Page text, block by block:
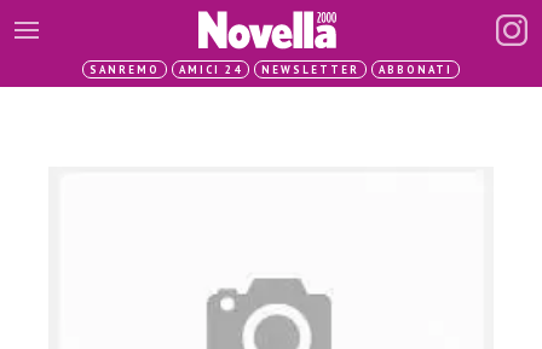
SANREMO AMICI 24 NEWSLETTER ABBONATI